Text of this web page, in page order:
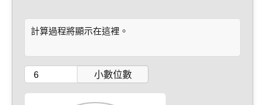
計算過程將顯示在這裡。
小數位數